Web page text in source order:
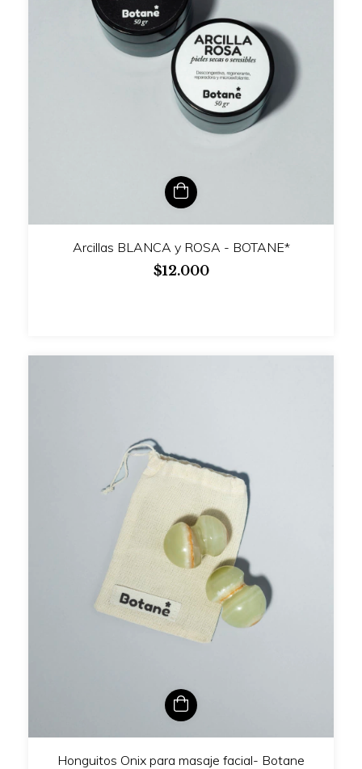
Arcillas BLANCA y ROSA - BOTANE*
$12.000
Honguitos Onix para masaje facial- Botane